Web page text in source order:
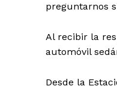
preguntarnos
Al recibir la
automóvil
Desde la